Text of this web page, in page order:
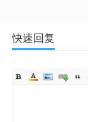
快速回复